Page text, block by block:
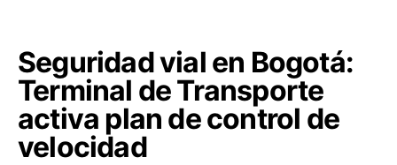
Seguridad vial en Bogotá:
Terminal de Transporte
activa plan de control de
velocidad